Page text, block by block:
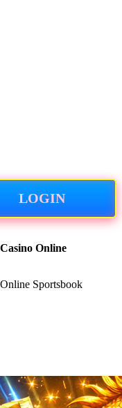
LOGIN
Online
Sportsbook